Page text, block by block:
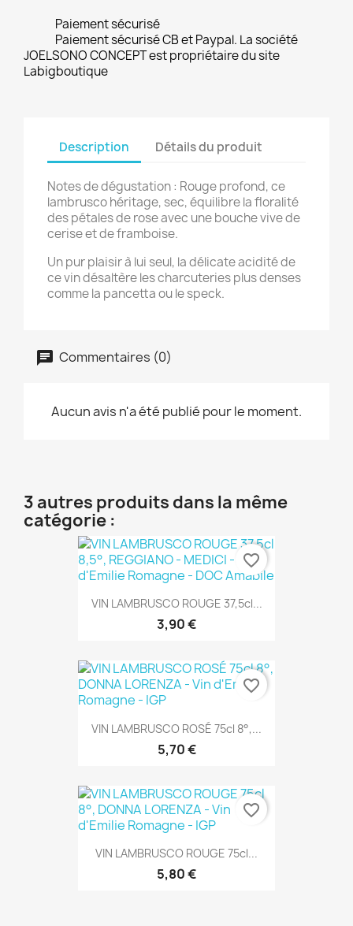
Paiement sécurisé
Paiement sécurisé CB et Paypal. La société
JOELSONO CONCEPT est propriétaire du site
Labigboutique
Description Détails du produit
Notes de dégustation : Rouge profond, ce
lambrusco héritage, sec, équilibre la floralité
des pétales de rose avec une bouche vive de
cerise et de framboise.
Un pur plaisir à lui seul, la délicate acidité de
ce vin désaltère les charcuteries plus denses
comme la pancetta ou le speck.
Commentaires (0)
Aucun avis n'a été publié pour le moment.
3 autres produits dans la même
catégorie :
VIN LAMBRUSCO ROUGE 37,5cl...
3,90 €
favorite_border
VIN LAMBRUSCO ROSÉ 75cl 8°,...
5,70 €
favorite_border
VIN LAMBRUSCO ROUGE 75cl...
5,80 €
favorite_border